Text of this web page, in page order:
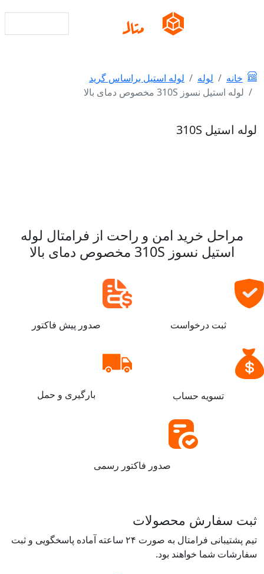
خانه لوله
لوله استیل براساس گرید
لوله استیل نسوز 310S مخصوص دمای بالا
لوله استیل 310S
مراحل خرید امن و راحت از فرامتال لوله
استیل نسوز 310S مخصوص دمای بالا
ثبت درخواست صدور پیش فاکتور
تسویه حساب بارگیری و حمل
صدور فاکتور رسمی
ثبت سفارش محصولات
تیم پشتیبانی فرامتال به صورت ۲۴ ساعته آماده پاسخگویی و ثبت
سفارشات شما خواهند بود.